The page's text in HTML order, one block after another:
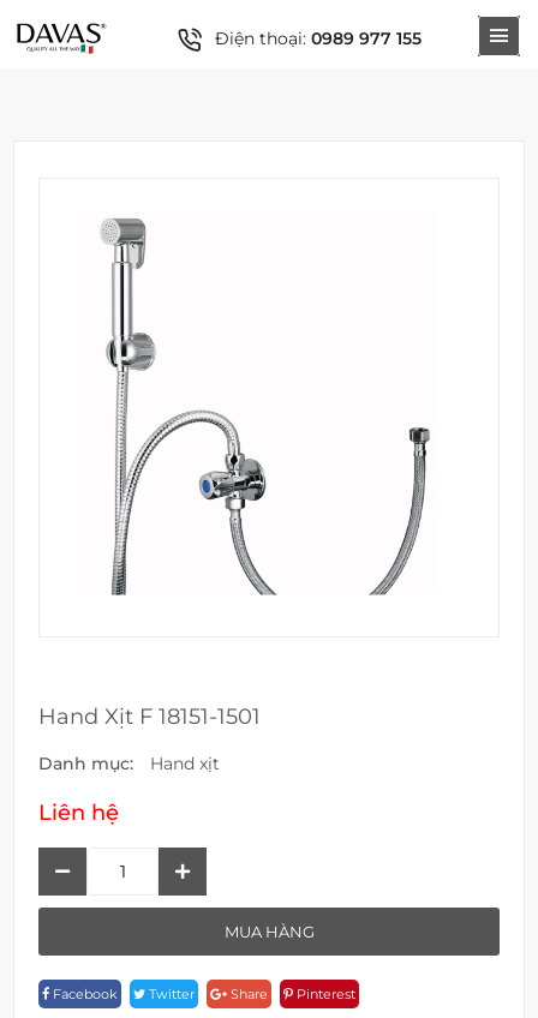
Điện thoại: 0989 977 155
Hand Xịt F 18151-1501
Danh mục: Hand xịt
Liên hệ
1501
Quantity
MUA HÀNG
Facebook Twitter Share Pinterest